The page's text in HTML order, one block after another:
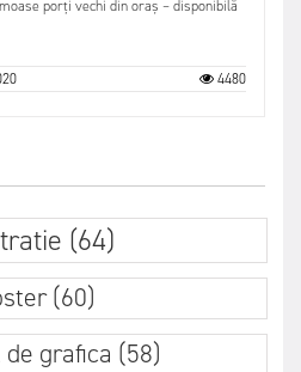
porți vechi din oraș – disponibilă
4480
(64)
(60)
grafica (58)